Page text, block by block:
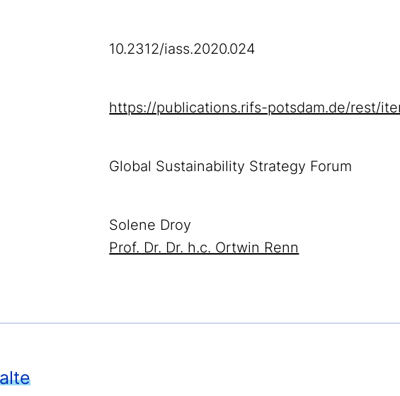
10.2312/iass.2020.024
https://publications.rifs-potsdam.de/rest/
Global Sustainability Strategy Forum
Solene Droy
Prof. Dr. Dr. h.c. Ortwin Renn